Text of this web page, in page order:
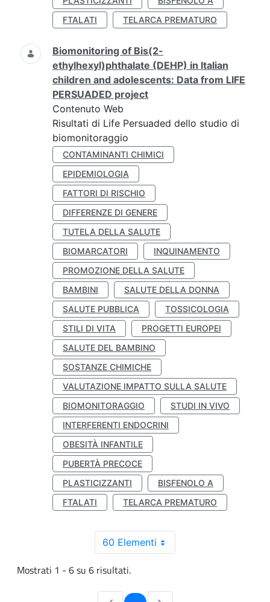
FTALATI
TELARCA PREMATURO
Biomonitoring of Bis(2-
ethylhexyl)phthalate (DEHP) in Italian
children and adolescents: Data from LIFE
PERSUADED project
Contenuto Web
Risultati di Life Persuaded dello studio di
biomonitoraggio
CONTAMINANTI CHIMICI
EPIDEMIOLOGIA
FATTORI DI RISCHIO
DIFFERENZE DI GENERE
TUTELA DELLA SALUTE
BIOMARCATORI
INQUINAMENTO
PROMOZIONE DELLA SALUTE
BAMBINI
SALUTE DELLA DONNA
SALUTE PUBBLICA
TOSSICOLOGIA
STILI DI VITA
PROGETTI EUROPEI
SALUTE DEL BAMBINO
SOSTANZE CHIMICHE
VALUTAZIONE IMPATTO SULLA SALUTE
BIOMONITORAGGIO
STUDI IN VIVO
INTERFERENTI ENDOCRINI
OBESITÀ INFANTILE
PUBERTÀ PRECOCE
PLASTICIZZANTI
BISFENOLO A
FTALATI
TELARCA PREMATURO
60 Elementi
Mostrati 1 - 6 su 6 risultati.